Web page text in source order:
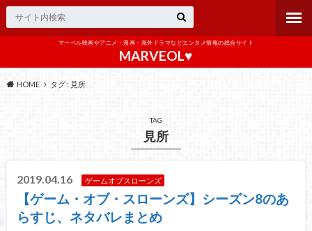
マーベル映画やアニメ・漫画・海外ドラマなどエンタメ情報の総合サイト
MARVEOL♥️
HOME タグ : 見所
TAG
見所
2019.04.16 ゲームオブスローンズ
【ゲーム・オブ・スローンズ】シーズン8のあ
らすじ、ネタバレまとめ